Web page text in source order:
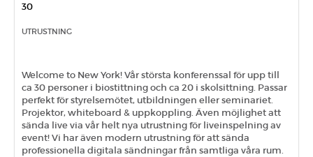
30
UTRUSTNING
Welcome to New York! Vår största konferenssal för upp till
ca 30 personer i biostittning och ca 20 i skolsittning. Passar
perfekt för styrelsemötet, utbildningen eller seminariet.
Projektor, whiteboard & uppkoppling. Även möjlighet att
sända live via vår helt nya utrustning för liveinspelning av
event! Vi har även modern utrustning för att sända
professionella digitala sändningar från samtliga våra rum.